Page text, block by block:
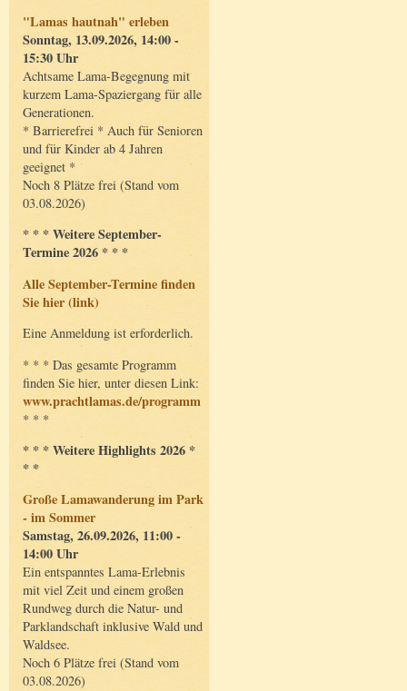
"Lamas hautnah" erleben
Sonntag, 13.09.2026, 14:00 -
15:30 Uhr
Achtsame Lama-Begegnung mit
kurzem Lama-Spaziergang für alle
Generationen.
* Barrierefrei * Auch für Senioren
und für Kinder ab 4 Jahren
geeignet *
Noch 8 Plätze frei (Stand vom
03.08.2026)
* * * Weitere September-
Termine 2026 * * *
Alle September-Termine finden
Sie hier (link)
Eine Anmeldung ist erforderlich.
* * * Das gesamte Programm
finden Sie hier, unter diesen Link:
www.prachtlamas.de/programm
* * *
* * * Weitere Highlights 2026 *
* *
Große Lamawanderung im Park
- im Sommer
Samstag, 26.09.2026, 11:00 -
14:00 Uhr
Ein entspanntes Lama-Erlebnis
mit viel Zeit und einem großen
Rundweg durch die Natur- und
Parklandschaft inklusive Wald und
Waldsee.
Noch 6 Plätze frei (Stand vom
03.08.2026)